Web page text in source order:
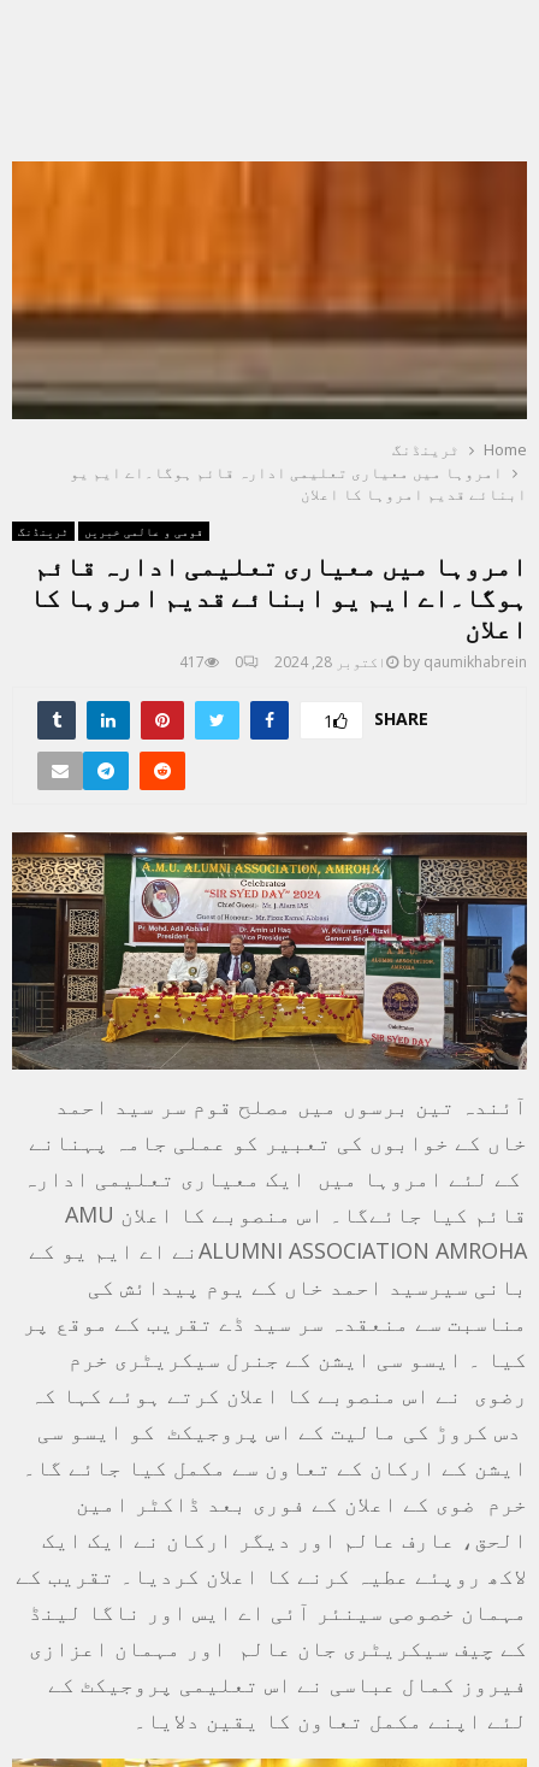
Home
ٹرینڈنگ
امروہا میں معیاری تعلیمی ادارہ قائم ہوگا۔اے ایم یو
ابنائے قدیم امروہا کا اعلان
ٹرینڈنگ قومی و عالمی خبریں
امروہا میں معیاری تعلیمی ادارہ قائم
ہوگا۔اے ایم یو ابنائے قدیم امروہا کا
اعلان
by qaumikhabrein اکتوبر 28, 2024 0
417
SHARE
1
آئندہ تین برسوں میں مصلح قوم سر سید احمد
خاں کے خوابوں کی تعبیر کو عملی جامہ پہنانے
کے لئے امروہا میں ایک معیاری تعلیمی ادارہ
قائم کیا جائےگا۔ اس منصوبے کا اعلان AMU
ALUMNI ASSOCIATION AMROHAنے اے ایم یو کے
بانی سیرسید احمد خاں کے یوم پیدائش کی
مناسبت سے منعقدہ سر سید ڈے تقریب کے موقع پر
کیا ۔ ایسو سی ایشن کے جنرل سیکریٹری خرم
رضوی نے اس منصوبے کا اعلان کرتے ہوئے کہا کہ
دس کروڑ کی مالیت کے اس پروجیکٹ کو ایسو سی
ایشن کے ارکان کے تعاون سے مکمل کیا جائے گا۔
خرم ضوی کے اعلان کے فوری بعد ڈاکٹر امین
الحق، عارف عالم اور دیگر ارکان نے ایک ایک
لاکھ روپئے عطیہ کرنے کا اعلان کردیا۔ تقریب کے
مہمان خصوصی سینئر آئی اے ایس اور ناگا لینڈ
کے چیف سیکریٹری جان عالم اور مہمان اعزازی
فیروز کمال عباسی نے اس تعلیمی پروجیکٹ کے
لئے اپنے مکمل تعاون کا یقین دلایا۔